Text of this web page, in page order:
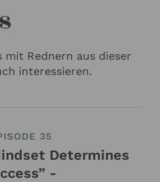
mit Rednern aus dieser
interessieren.
35
Determines
-